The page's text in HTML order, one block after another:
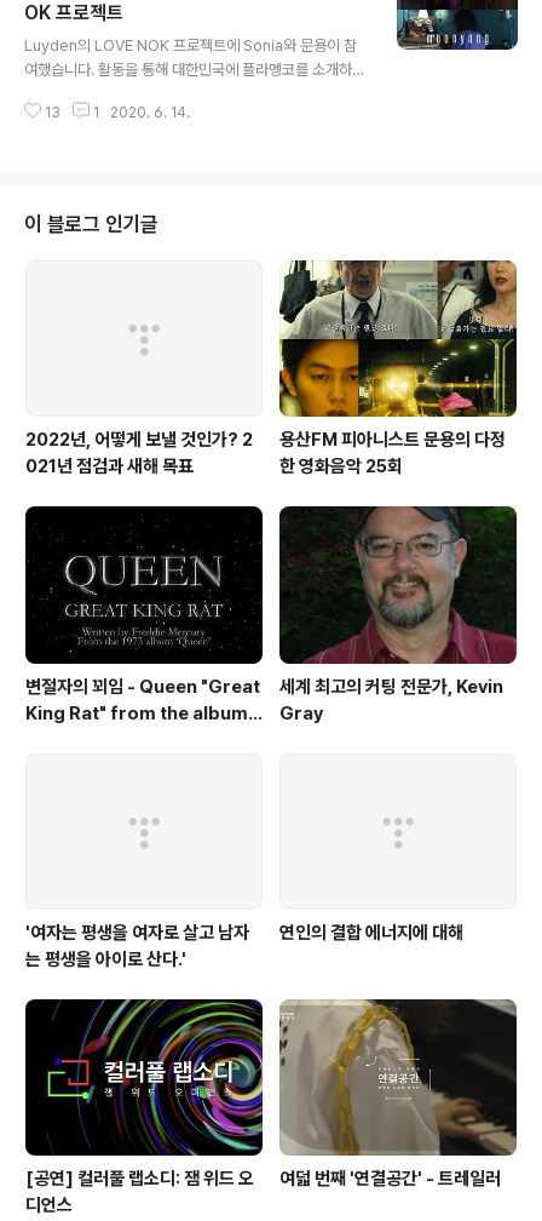
85719 문용 LP/CD 구매하기: https://moontara.co.k
r 문용 팔로우 하기: https://www.facebook.com/pia
nistmoonyong https://www.instagram.com/moo
nyon..
OK 프로젝트
Luyden의 LOVE NOK 프로젝트에 Sonia와 문용이 참
여했습니다. 활동을 통해 대한민국에 플라멩코를 소개하고
da Estoy'라는 곡을 선보였습니다. 문용과 Sonia가 함께
다. https://youtu.be/Oj3DOqo2EVc
13 1 2020. 6. 14.
이 블로그 인기글
2022년, 어떻게 보낼 것인가? 2
021년 점검과 새해 목표
용산FM 피아니스트 문용의 다정
한 영화음악 25회
변절자의 꾀임 - Queen "Great
King Rat" from the album
세계 최고의 커팅 전문가, Kevin
Gray
'여자는 평생을 여자로 살고 남자
는 평생을 아이로 산다.'
연인의 결합 에너지에 대해
[공연] 컬러풀 랩소디: 잼 위드 오
디언스
여덟 번째 '연결공간' - 트레일러